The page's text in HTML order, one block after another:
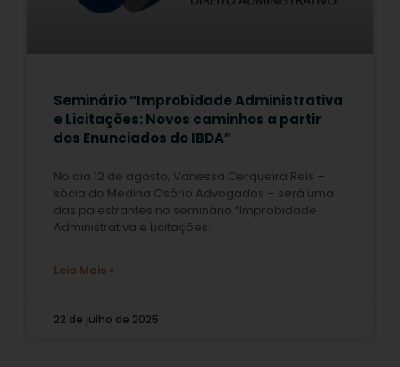
Seminário “Improbidade Administrativa
e Licitações: Novos caminhos a partir
dos Enunciados do IBDA”
No dia 12 de agosto, Vanessa Cerqueira Reis –
sócia do Medina Osório Advogados – será uma
das palestrantes no seminário “Improbidade
Administrativa e Licitações:
Leia Mais »
22 de julho de 2025